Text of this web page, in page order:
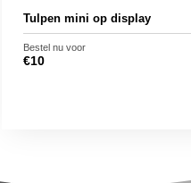
Tulpen mini op display
Bestel nu voor
€10